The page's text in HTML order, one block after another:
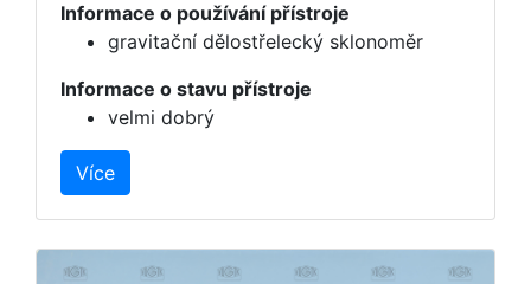
Informace o používání přístroje
gravitační dělostřelecký sklonoměr
Informace o stavu přístroje
velmi dobrý
Více